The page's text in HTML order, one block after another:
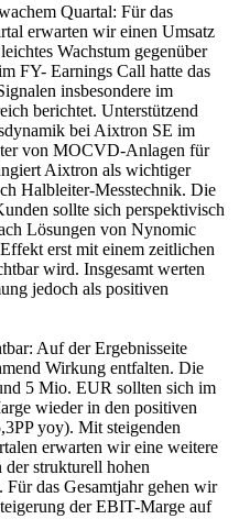
Quartal: Für das
erwarten wir einen Umsatz
Wachstum gegenüber
FY- Earnings Call hatte das
insbesondere im
berichtet. Unterstützend
bei Aixtron SE im
von MOCVD-Anlagen für
Aixtron als wichtiger
Halbleiter-Messtechnik. Die
sollte sich perspektivisch
Lösungen von Nynomic
erst mit einem zeitlichen
wird. Insgesamt werten
jedoch als positiven
Auf der Ergebnisseite
Wirkung entfalten. Die
5 Mio. EUR sollten sich im
wieder in den positiven
yoy). Mit steigenden
erwarten wir eine weitere
der strukturell hohen
Für das Gesamtjahr gehen wir
der EBIT-Marge auf